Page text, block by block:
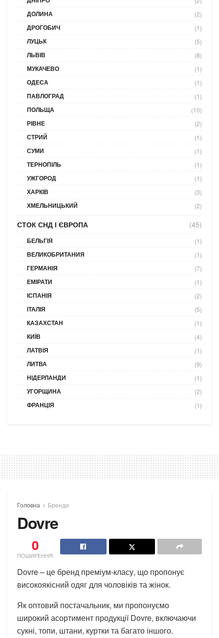
ДОЛИНА (2)
ДРОГОБИЧ (1)
ЛУЦЬК (5)
ЛЬВІВ (8)
МУКАЧЕВО (1)
ОДЕСА (1)
ПАВЛОГРАД (1)
ПОЛЬЩА (10)
РІВНЕ (2)
СТРИЙ (1)
СУМИ (1)
ТЕРНОПІЛЬ (1)
УЖГОРОД (1)
ХАРКІВ (3)
ХМЕЛЬНИЦЬКИЙ (2)
СТОК СНД І ЄВРОПА (45)
БЕЛЬГІЯ (1)
ВЕЛИКОБРИТАНИЯ (1)
ГЕРМАНІЯ (7)
ЕМІРАТИ (1)
ІСПАНІЯ (2)
ІТАЛІЯ (5)
КАЗАХСТАН (1)
КИЇВ (4)
ЛАТВІЯ (1)
ЛИТВА (9)
НІДЕРЛАНДИ (1)
УГОРЩИНА (2)
ФРАНЦІЯ (1)
Головна Бренди
Dovre
0
ПОШИРЕННЯ
Dovre – це бренд преміум-класу, що пропонує
високоякісний одяг для чоловіків та жінок.
Як оптовий постачальник, ми пропонуємо
широкий асортимент продукції Dovre, включаючи
сукні, топи, штани, куртки та багато іншого.